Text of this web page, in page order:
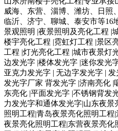
威海、东营、淄博、潍坊、日照
临沂、济宁、聊城、泰安市等16
景观照明 |夜景照明及亮化工程 |
楼宇亮化工程 |霓虹灯工程 |景区
工程 |灯光亮化工程 |城市夜景灯
边发光字 |楼体发光字 |迷你发光
亚克力发光字 | 无边字发光字 |
发光字厂家 背发光字 |济南亮化 |
东亮化 |平面发光字 |不锈钢背发
力发光字和通体发光字|山东夜
照明工程|青岛夜景亮化照明工程
夜景亮化照明工程|东营夜景亮化